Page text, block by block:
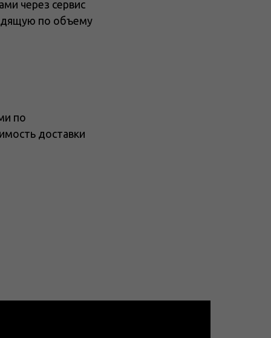
через сервис
по объему
по
доставки